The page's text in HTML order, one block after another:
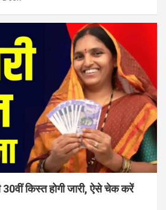
30वीं किस्त होगी जारी, ऐसे चेक करें